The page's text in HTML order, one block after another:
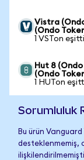
Vistra
(Ondo
1 VSTon
Hut 8
(Ondo
1 HUTon
Sorumluluk
Bu ürün
desteklenmemiş,